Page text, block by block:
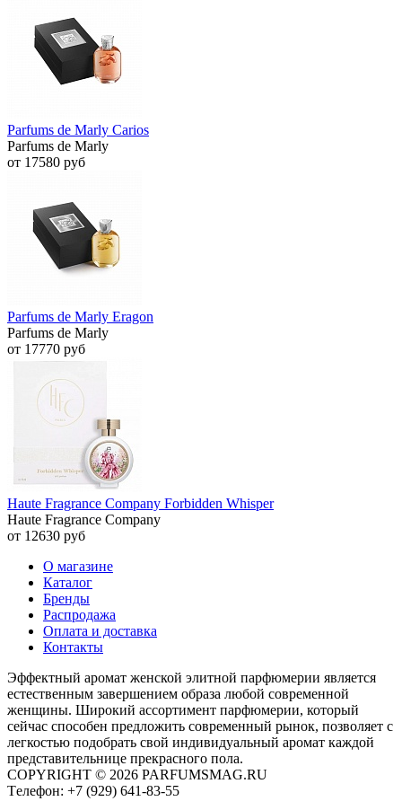
Parfums de Marly Carios
Parfums de Marly
от 17580 руб
Parfums de Marly Eragon
Parfums de Marly
от 17770 руб
Haute Fragrance Company Forbidden Whisper
Haute Fragrance Company
от 12630 руб
О магазине
Каталог
Бренды
Распродажа
Оплата и доставка
Контакты
Эффектный аромат женской элитной парфюмерии является
естественным завершением образа любой современной
женщины. Широкий ассортимент парфюмерии, который
сейчас способен предложить современный рынок, позволяет с
легкостью подобрать свой индивидуальный аромат каждой
представительнице прекрасного пола.
COPYRIGHT © 2026 PARFUMSMAG.RU
Tелефон: +7 (929) 641-83-55